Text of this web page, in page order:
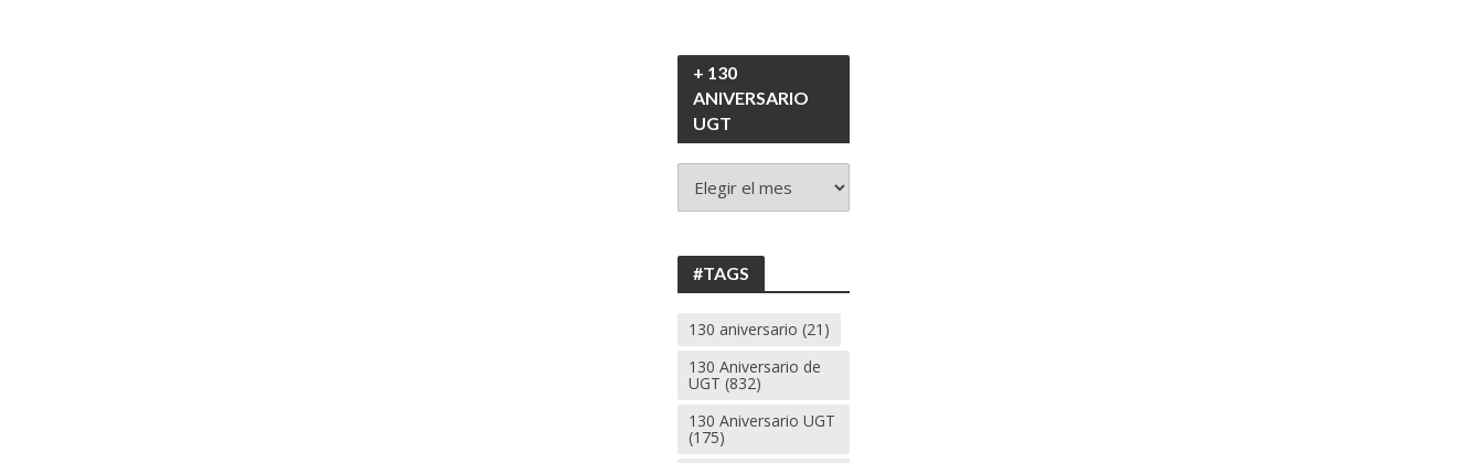
+ 130
ANIVERSARIO
UGT
130
#TAGS
130 aniversario (21)
130 Aniversario de
UGT (832)
130 Aniversario UGT
(175)